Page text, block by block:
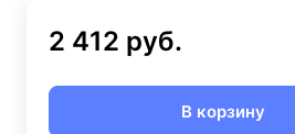
2 412 руб.
В корзину